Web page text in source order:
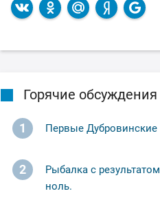
Горячие обсуждения
1 Первые Дубровинские
2
Рыбалка с результатом
ноль.